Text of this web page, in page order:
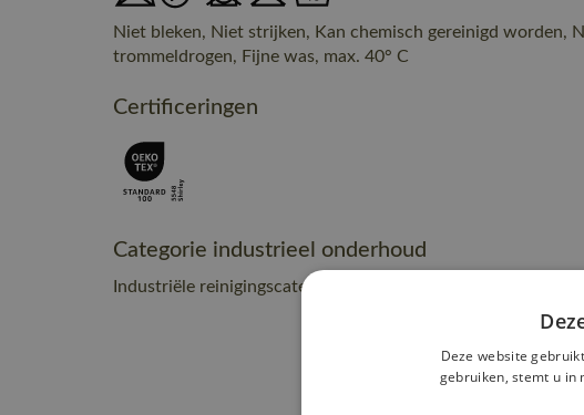
Niet bleken, Niet strijken, Kan chemisch gereinigd worden,
trommeldrogen, Fijne was, max. 40° C
Certificeringen
Categorie industrieel onderhoud
Industriële reinigingscategorie C2
Deze website
gebruiken, stemt u in